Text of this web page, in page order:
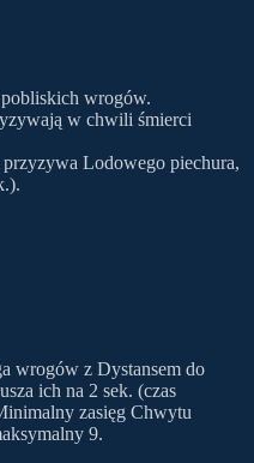
wrogów.
w chwili śmierci
przyzywa Lodowego piechura,
wrogów z Dystansem do
ich na 2 sek. (czas
zasięg Chwytu
9.